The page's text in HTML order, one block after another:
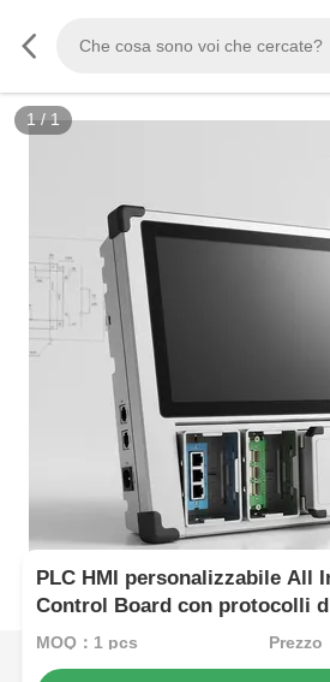
1 / 1
PLC HMI personalizzabile All
Control Board con protocolli
multipli e impostazioni di
MOQ：1 pcs Prezzo